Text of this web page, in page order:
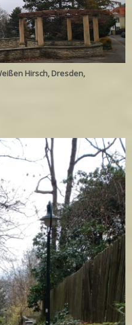
Hirsch, Dresden,